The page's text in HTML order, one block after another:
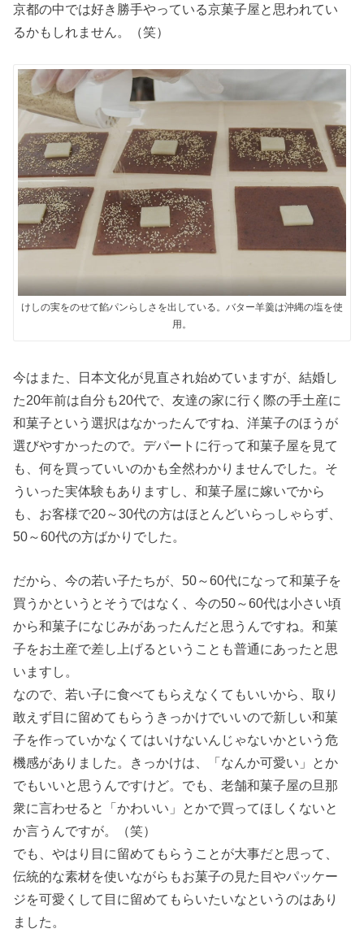
京都の中では好き勝手やっている京菓子屋と思われてい
るかもしれません。（笑）
けしの実をのせて餡パンらしさを出している。バター羊羹は沖縄の塩を使
用。
今はまた、日本文化が見直され始めていますが、結婚し
た20年前は自分も20代で、友達の家に行く際の手土産に
和菓子という選択はなかったんですね、洋菓子のほうが
選びやすかったので。デパートに行って和菓子屋を見て
も、何を買っていいのかも全然わかりませんでした。そ
ういった実体験もありますし、和菓子屋に嫁いでから
も、お客様で20～30代の方はほとんどいらっしゃらず、
50～60代の方ばかりでした。
だから、今の若い子たちが、50～60代になって和菓子を
買うかというとそうではなく、今の50～60代は小さい頃
から和菓子になじみがあったんだと思うんですね。和菓
子をお土産で差し上げるということも普通にあったと思
いますし。
なので、若い子に食べてもらえなくてもいいから、取り
敢えず目に留めてもらうきっかけでいいので新しい和菓
子を作っていかなくてはいけないんじゃないかという危
機感がありました。きっかけは、「なんか可愛い」とか
でもいいと思うんですけど。でも、老舗和菓子屋の旦那
衆に言わせると「かわいい」とかで買ってほしくないと
か言うんですが。（笑）
でも、やはり目に留めてもらうことが大事だと思って、
伝統的な素材を使いながらもお菓子の見た目やパッケー
ジを可愛くして目に留めてもらいたいなというのはあり
ました。